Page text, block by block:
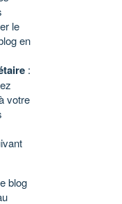
le
en
:
votre
blog